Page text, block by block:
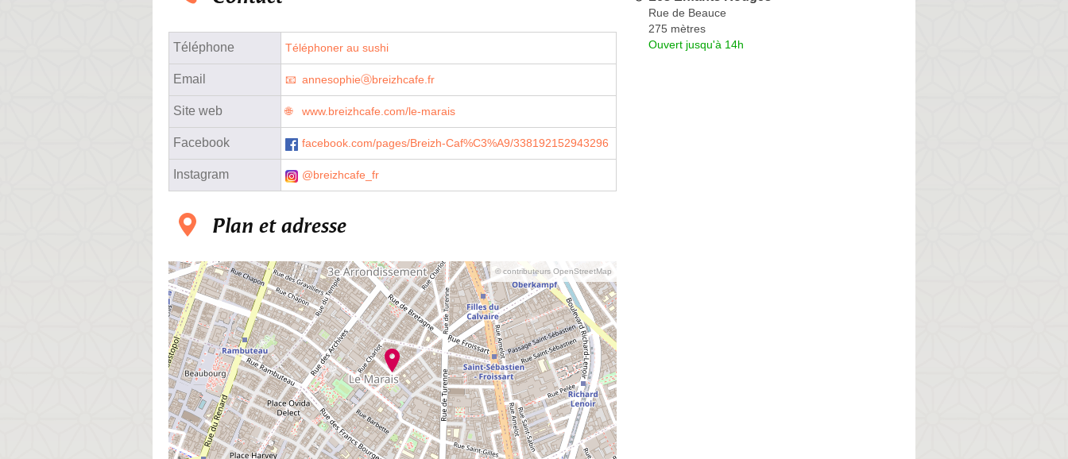
Téléphone Téléphoner au sushi
Email annesophieⓐbreizhcafe.fr
Site web www.breizhcafe.com/le-marais
Facebook facebook.com/pages/Breizh-Caf%C3%A9/338192152943296
Instagram @breizhcafe_fr
Plan et adresse
© contributeurs OpenStreetMap
Rue de Beauce
275 mètres
Ouvert jusqu'à 14h